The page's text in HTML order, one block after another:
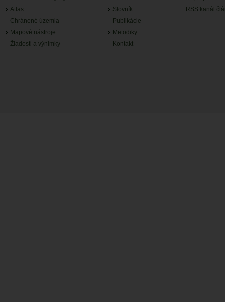
Atlas
Chránené územia
Mapové nástroje
Žiadosti a výnimky
Slovník
Publikácie
Metodiky
Kontakt
RSS kanál